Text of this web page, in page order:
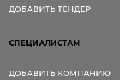
ДОБАВИТЬ ТЕНДЕР
СПЕЦИАЛИСТАМ
ДОБАВИТЬ КОМПАНИЮ